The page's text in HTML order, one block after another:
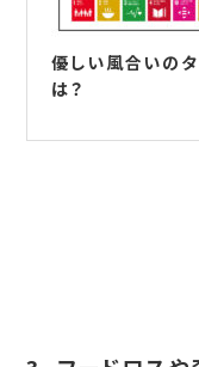
優しい風合いの
は？